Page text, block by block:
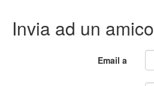
Invia ad un
Email a